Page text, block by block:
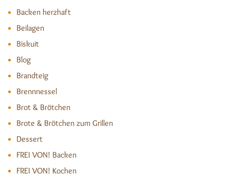
Backen herzhaft
Beilagen
Biskuit
Blog
Brandteig
Brennnessel
Brot & Brötchen
Brote & Brötchen zum Grillen
Dessert
FREI VON! Backen
FREI VON! Kochen